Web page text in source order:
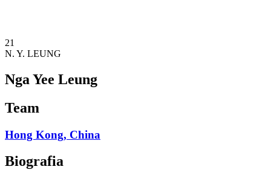
21
N. Y. LEUNG
Nga Yee Leung
Team
Hong Kong, China
Biografia